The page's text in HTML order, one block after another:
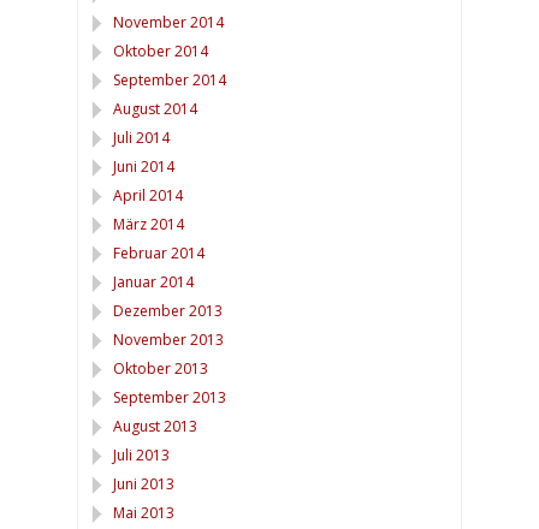
November 2014
Oktober 2014
September 2014
August 2014
Juli 2014
Juni 2014
April 2014
März 2014
Februar 2014
Januar 2014
Dezember 2013
November 2013
Oktober 2013
September 2013
August 2013
Juli 2013
Juni 2013
Mai 2013